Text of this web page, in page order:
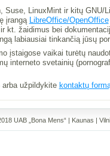
Suse, LinuxMint ir kitų GNU/
įrangą LibreOffice/OpenOffice
kt. žaidimus bei
labiausiai tinkančią jūsų
įstaigose vaikai turėtų
interneto svetainių
užpildykite kontaktų
UAB „Bona Mens“ | Kaunas |